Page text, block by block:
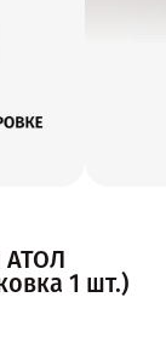
АТОЛ
1 шт.)